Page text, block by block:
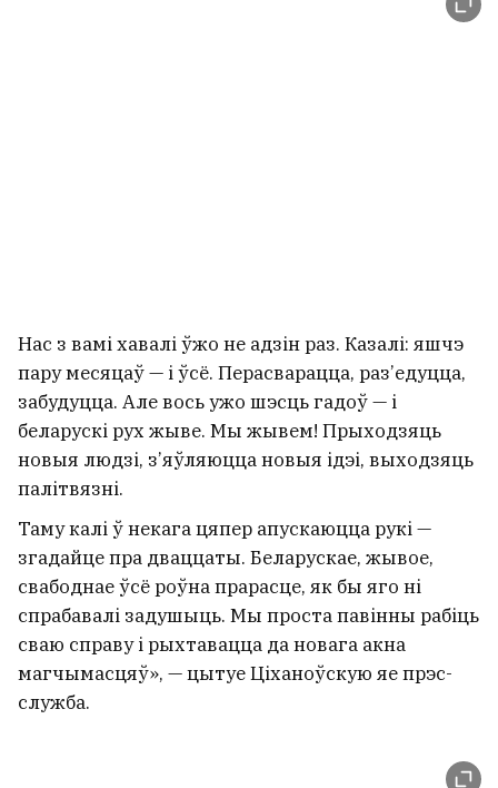
Нас з вамі хавалі ўжо не адзін раз. Казалі: яшчэ
пару месяцаў — і ўсё. Перасварацца, раз’едуцца,
забудуцца. Але вось ужо шэсць гадоў — і
беларускі рух жыве. Мы жывем! Прыходзяць
новыя людзі, з’яўляюцца новыя ідэі, выходзяць
палітвязні.
Таму калі ў некага цяпер апускаюцца рукі —
згадайце пра дваццаты. Беларускае, жывое,
свабоднае ўсё роўна прарасце, як бы яго ні
спрабавалі задушыць. Мы проста павінны рабіць
сваю справу і рыхтавацца да новага акна
магчымасцяў», — цытуе Ціханоўскую яе прэс-
служба.